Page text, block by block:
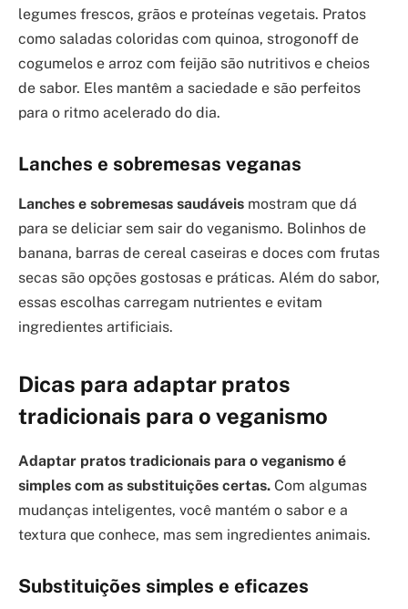
legumes frescos, grãos e proteínas vegetais. Pratos
como saladas coloridas com quinoa, strogonoff de
cogumelos e arroz com feijão são nutritivos e cheios
de sabor. Eles mantêm a saciedade e são perfeitos
para o ritmo acelerado do dia.
Lanches e sobremesas veganas
Lanches e sobremesas saudáveis mostram que dá
para se deliciar sem sair do veganismo. Bolinhos de
banana, barras de cereal caseiras e doces com frutas
secas são opções gostosas e práticas. Além do sabor,
essas escolhas carregam nutrientes e evitam
ingredientes artificiais.
Dicas para adaptar pratos
tradicionais para o veganismo
Adaptar pratos tradicionais para o veganismo é
simples com as substituições certas. Com algumas
mudanças inteligentes, você mantém o sabor e a
textura que conhece, mas sem ingredientes animais.
Substituições simples e eficazes